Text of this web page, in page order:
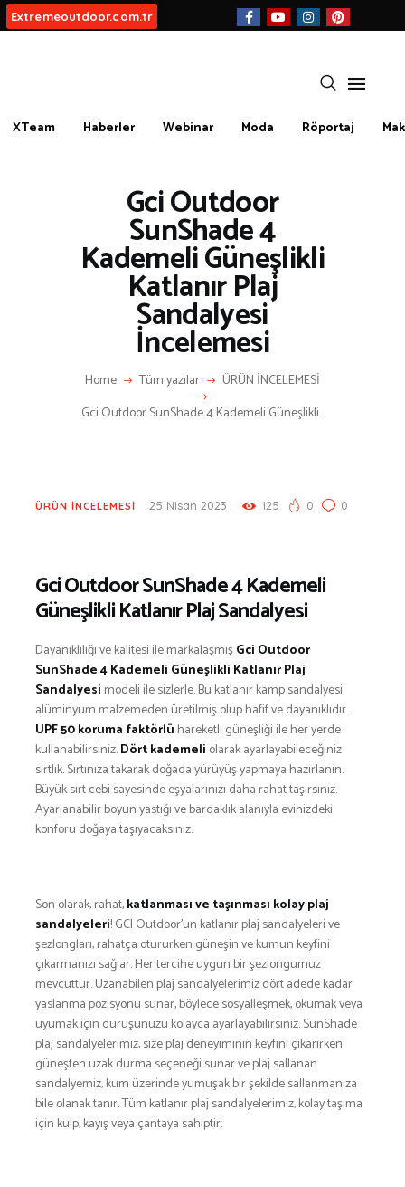
Extremeoutdoor.com.tr
XTeam Haberler Webinar Moda Röportaj
Gci Outdoor
SunShade 4
Kademeli Güneşlikli
Katlanır Plaj
Sandalyesi
İncelemesi
Home Tüm yazılar
ÜRÜN İNCELEMESİ
Gci Outdoor SunShade 4 Kademeli Güneşlikli...
BIZ KIMIZ?
İLETIŞIM
KATEGORİLER
İLGİNÇ BİLGİLER
KÜLTÜR | SANAT
AİRSOFT & PAİNTBALL
AYAKKABI
BALIKÇILIK
DENİZ & HAVUZ
KARA AVI
KARAVAN
OTO | MOTO
KAYAK
KOŞU
PET SHOP
YAŞAM VE SAĞLIK
SCUBA DALIŞ
SEYAHAT
SNOWBOARD
TEKNOLOJİ
TENİS
TIRMANIŞ
YÜRÜYÜŞ
YÜZME
ARŞİVLER
ÜRÜN İNCELEMESİ 25 Nisan 2023 125 0 0
Gci Outdoor SunShade 4 Kademeli
Güneşlikli Katlanır Plaj Sandalyesi
Dayanıklılığı ve kalitesi ile markalaşmışGci Outdoor
SunShade 4 Kademeli Güneşlikli Katlanır Plaj
Sandalyesi modeli ile sizlerle. Bu katlanır kamp sandalyesi
alüminyum malzemeden üretilmiş olup hafif ve dayanıklıdır.
UPF 50 koruma faktörlü hareketli güneşliği ile her yerde
kullanabilirsiniz.Dört kademeli olarak ayarlayabileceğiniz
sırtlık. Sırtınıza takarak doğada yürüyüş yapmaya hazırlanın.
Büyük sırt cebi sayesinde eşyalarınızı daha rahat taşırsınız.
Ayarlanabilir boyun yastığı ve bardaklık alanıyla evinizdeki
konforu doğaya taşıyacaksınız.
Son olarak, rahat,katlanması ve taşınması kolay plaj
sandalyeleri! GCI Outdoor’un katlanır plaj sandalyeleri ve
şezlongları, rahatça otururken güneşin ve kumun keyfini
çıkarmanızı sağlar. Her tercihe uygun bir şezlongumuz
mevcuttur. Uzanabilen plaj sandalyelerimiz dört adede kadar
yaslanma pozisyonu sunar, böylece sosyalleşmek, okumak veya
uyumak için duruşunuzu kolayca ayarlayabilirsiniz. SunShade
plaj sandalyelerimiz, size plaj deneyiminin keyfini çıkarırken
güneşten uzak durma seçeneği sunar ve plaj sallanan
sandalyemiz, kum üzerinde yumuşak bir şekilde sallanmanıza
bile olanak tanır. Tüm katlanır plaj sandalyelerimiz, kolay taşıma
için kulp, kayış veya çantaya sahiptir.